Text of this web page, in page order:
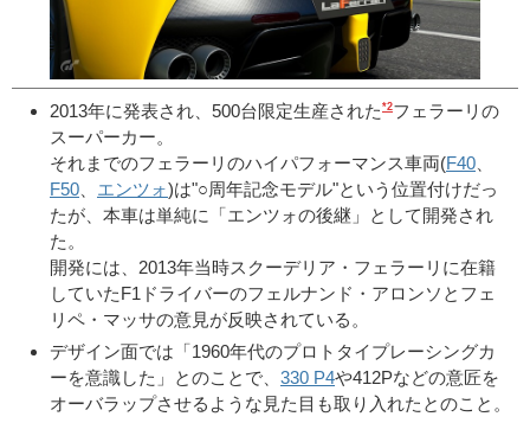
2013年に発表され、500台限定生産された *2フェラーリの
スーパーカー。
それまでのフェラーリのハイパフォーマンス車両(F40
F50
エンツォ)は"○周年記念モデル"という位置付けだっ
たが、本車は単純に「エンツォの後継」として開発され
た。
開発には、2013年当時スクーデリア・フェラーリに在籍
していたF1ドライバーのフェルナンド・アロンソとフェ
リペ・マッサの意見が反映されている。
デザイン面では「1960年代のプロトタイプレーシングカ
ーを意識した」とのことで、 330 P4や412Pなどの意匠を
オーバラップさせるような見た目も取り入れたとのこと。